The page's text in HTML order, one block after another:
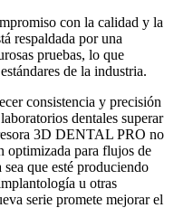
con la calidad y la
respaldada por una
pruebas, lo que
de la industria.
consistencia y precisión
dentales superar
3D DENTAL PRO no
optimizada para flujos de
que esté produciendo
u otras
serie promete mejorar el